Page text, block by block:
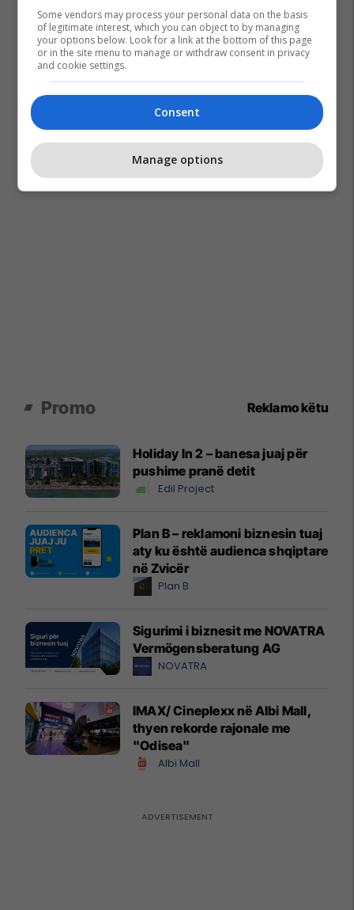
Promo Reklamo këtu
Holiday In 2 – banesa juaj për
pushime pranë detit
Edil Project
Plan B – reklamoni biznesin tuaj
aty ku është audienca shqiptare
në Zvicër
Plan B
Sigurimi i biznesit me NOVATRA
Vermögensberatung AG
NOVATRA
IMAX/ Cineplexx në Albi Mall,
thyen rekorde rajonale me
"Odisea"
Albi Mall
Some vendors may process your personal data on the basis
of legitimate interest, which you can object to by managing
your options below. Look for a link at the bottom of this page
or in the site menu to manage or withdraw consent in privacy
and cookie settings.
Consent
Manage options